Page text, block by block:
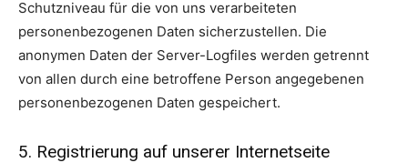
Schutzniveau für die von uns verarbeiteten
personenbezogenen Daten sicherzustellen. Die
anonymen Daten der Server-Logfiles werden getrennt
von allen durch eine betroffene Person angegebenen
personenbezogenen Daten gespeichert.
5. Registrierung auf unserer Internetseite